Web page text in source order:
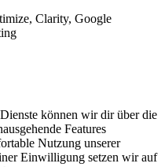
Clarity, Google
können wir dir über die
Features
Nutzung unserer
Einwilligung setzen wir auf